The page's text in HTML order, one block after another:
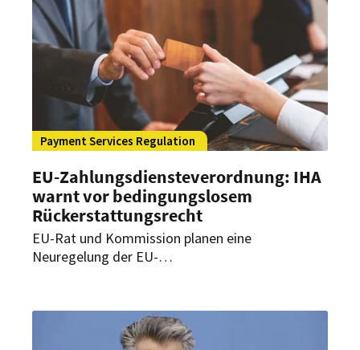
Payment Services Regulation
EU-Zahlungsdiensteverordnung: IHA
warnt vor bedingungslosem
Rückerstattungsrecht
EU-Rat und Kommission planen eine
Neuregelung der EU-
Deutschland (HDE) befürchten hierbei
gravierende Risiken für Hotellerie und